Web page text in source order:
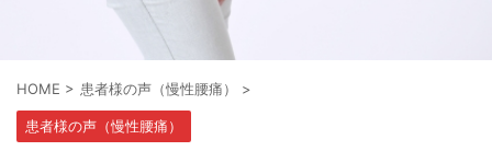
HOME > 患者様の声（慢性腰痛） >
患者様の声（慢性腰痛）